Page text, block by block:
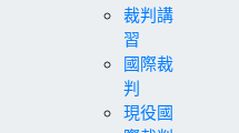
裁判講
習
國際裁
判
現役國